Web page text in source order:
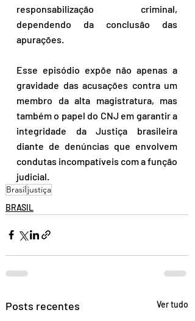
responsabilização criminal,
dependendo da conclusão das
apurações.
Esse episódio expõe não apenas a
gravidade das acusações contra um
membro da alta magistratura, mas
também o papel do CNJ em garantir a
integridade da Justiça brasileira
diante de denúncias que envolvem
condutas incompatíveis com a função
judicial.
Brasiljustiça
BRASIL
Posts recentes Ver tudo